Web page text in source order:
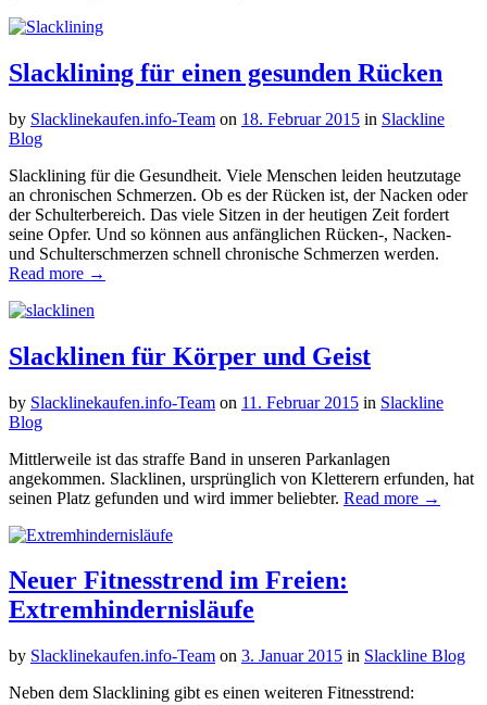
Slacklining für einen gesunden Rücken
by Slacklinekaufen.info-Team on 18. Februar 2015 in Slackline
Blog
Slacklining für die Gesundheit. Viele Menschen leiden heutzutage
an chronischen Schmerzen. Ob es der Rücken ist, der Nacken oder
der Schulterbereich. Das viele Sitzen in der heutigen Zeit fordert
seine Opfer. Und so können aus anfänglichen Rücken-, Nacken-
und Schulterschmerzen schnell chronische Schmerzen werden.
Read more →
Slacklinen für Körper und Geist
by Slacklinekaufen.info-Team on 11. Februar 2015 in Slackline
Blog
Mittlerweile ist das straffe Band in unseren Parkanlagen
angekommen. Slacklinen, ursprünglich von Kletterern erfunden, hat
seinen Platz gefunden und wird immer beliebter. Read more →
Neuer Fitnesstrend im Freien:
Extremhindernisläufe
by Slacklinekaufen.info-Team on 3. Januar 2015 in Slackline Blog
Neben dem Slacklining gibt es einen weiteren Fitnesstrend: